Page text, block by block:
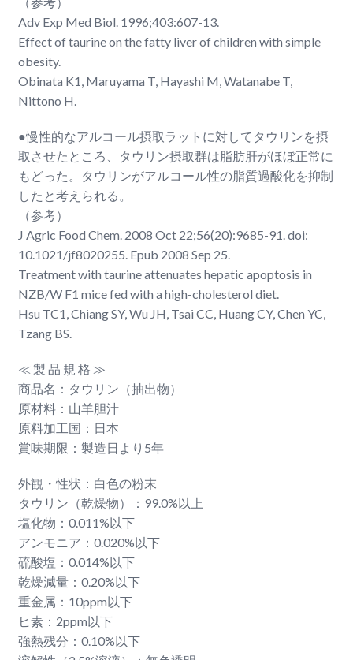
Adv Exp Med Biol. 1996;403:607-13.
Effect of taurine on the fatty liver of children with simple
obesity.
Obinata K1, Maruyama T, Hayashi M, Watanabe T,
Nittono H.
●慢性的なアルコール摂取ラットに対してタウリンを摂
取させたところ、タウリン摂取群は脂肪肝がほぼ正常に
もどった。タウリンがアルコール性の脂質過酸化を抑制
したと考えられる。
（参考）
J Agric Food Chem. 2008 Oct 22;56(20):9685-91. doi:
10.1021/jf8020255. Epub 2008 Sep 25.
Treatment with taurine attenuates hepatic apoptosis in
NZB/W F1 mice fed with a high-cholesterol diet.
Hsu TC1, Chiang SY, Wu JH, Tsai CC, Huang CY, Chen YC,
Tzang BS.
≪ 製 品 規 格 ≫
商品名：タウリン（抽出物）
原材料：山羊胆汁
原料加工国：日本
賞味期限：製造日より5年
外観・性状：白色の粉末
タウリン（乾燥物）：99.0%以上
塩化物：0.011%以下
アンモニア：0.020%以下
硫酸塩：0.014%以下
乾燥減量：0.20%以下
重金属：10ppm以下
ヒ素：2ppm以下
強熱残分：0.10%以下